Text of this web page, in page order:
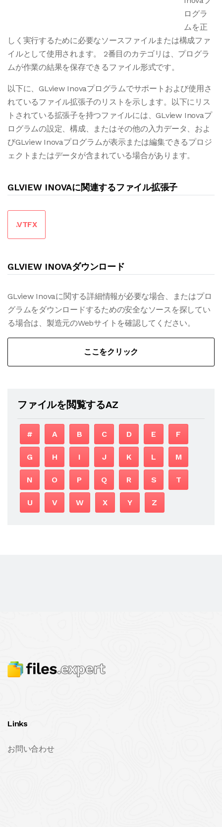
ログラ
ムを正
しく実行するために必要なソースファイルまたは構成ファ
イルとして使用されます。 2番目のカテゴリは、プログラ
ムが作業の結果を保存できるファイル形式です。
以下に、GLview Inovaプログラムでサポートおよび使用さ
れているファイル拡張子のリストを示します。以下にリス
トされている拡張子を持つファイルには、GLview Inovaプ
ログラムの設定、構成、またはその他の入力データ、およ
びGLview Inovaプログラムが表示または編集できるプロジ
ェクトまたはデータが含まれている場合があります。
GLVIEW INOVAに関連するファイル拡張子
.VTFX
GLVIEW INOVAダウンロード
GLview Inovaに関する詳細情報が必要な場合、またはプロ
グラムをダウンロードするための安全なソースを探してい
る場合は、製造元のWebサイトを確認してください。
ここをクリック
ファイルを閲覧するAZ
# A B C D E F
G H I J K L M
N O P Q R S T
U V W X Y Z
Links
お問い合わせ